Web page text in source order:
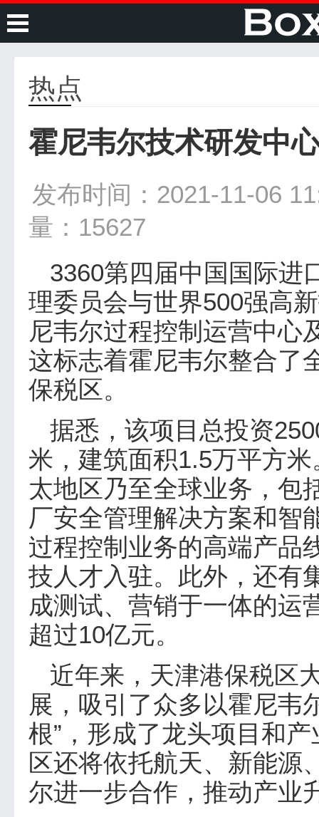
热点
霍尼韦尔技术研发中
发布时间：2021-11-06
量：15627
3360第四届中国国际进
理委员会与世界500强高
尼韦尔过程控制运营中心
这标志着霍尼韦尔整合了
保税区。
据悉，该项目总投资
米，建筑面积1.5万平方
太地区乃至全球业务，包
厂安全管理解决方案和智
过程控制业务的高端产品
技人才入驻。此外，还有
成测试、营销于一体的运
超过10亿元。
近年来，天津港保税区
展，吸引了众多以霍尼韦
根”，形成了龙头项目和
区还将依托航天、新能源
尔进一步合作，推动产业